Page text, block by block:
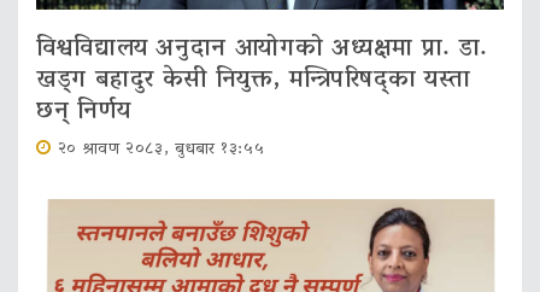
विश्वविद्यालय अनुदान आयोगको अध्यक्षमा प्रा. डा.
खड्ग बहादुर केसी नियुक्त, मन्त्रिपरिषद्का यस्ता
छन् निर्णय
२० श्रावण २०८३, बुधबार १३:५५